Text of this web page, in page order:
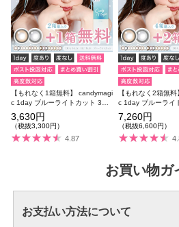
【もれなく1箱無料】 candymagi
c 1day ブルーライトカット 3箱
セット 1箱10枚入り 合計30枚
【リニューアル前商品】
3,630円
（税抜3,300円）
4.87
【もれなく2箱無
c 1day ブルーライ
セット 1箱10枚入
【リニューアル前商
7,260円
（税抜6,600円）
お買い物ガ
お支払い方法について